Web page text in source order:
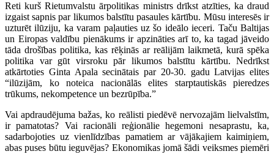
Reti kurš Rietumvalstu ārpolitikas ministrs drīkst atzīties, ka draud
izgaist sapnis par likumos balstītu pasaules kārtību. Mūsu interesēs ir
uzturēt ilūziju, ka varam paļauties uz šo ideālo ieceri. Taču Baltijas
un Eiropas valdību pienākums ir apzināties arī to, ka tagad jāveido
tāda drošības politika, kas rēķinās ar reālijām laikmetā, kurā spēka
politika var gūt virsroku pār likumos balstītu kārtību. Nedrīkst
atkārtoties Ginta Apala secinātais par 20-30. gadu Latvijas elites
“ilūzijām, ko noteica nacionālās elites starptautiskās pieredzes
trūkums, nekompetence un bezrūpība.”
Vai apdraudējuma bažas, ko reālisti piedēvē nervozajām lielvalstīm,
ir pamatotas? Vai racionāli reģionālie hegemoni nesaprastu, ka,
sadarbojoties uz vienlīdzības pamatiem ar vājākajiem kaimiņiem,
abas puses būtu ieguvējas? Ekonomikas jomā šādi veiksmes piemēri